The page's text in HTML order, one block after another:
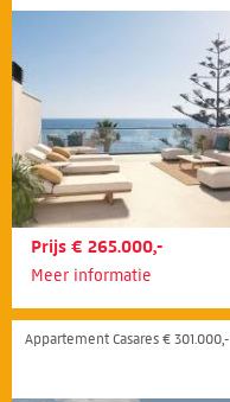
Prijs € 265.000,-
Meer informatie
Appartement Casares € 301.000,-